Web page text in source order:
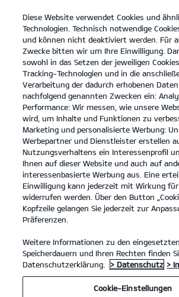
open
menu
Der neue Kia Stonic
... ... DER NEUE KIA STONIC
Der neue Kia
Diese Website verwendet Cookies und
Technologien. Technisch notwendige
und können nicht deaktiviert werden. Für
Zwecke bitten wir um Ihre Einwilligung.
sowohl in das Setzen der jeweiligen
Tracking-Technologien und in die
Verarbeitung der dadurch erhobenen
nachfolgend genannten Zwecken ein:
Performance: Wir messen, wie unsere
wird, um Inhalte und Funktionen zu
Marketing und personalisierte Werbung:
Werbepartner und Dienstleister erstellen
Nutzungsverhaltens ein Interessenprofil
Ihnen auf dieser Website und auch auf
interessenbasierte Werbung aus. Eine
Einwilligung kann jederzeit mit Wirkung
widerrufen werden. Über den Button
Kopfzeile gelangen Sie jederzeit zur
Präferenzen.
Weitere Informationen zu den
Speicherdauern und Ihren Rechten finden
Datenschutzerklärung.
> Datenschutz >
Cookie-Einstellungen